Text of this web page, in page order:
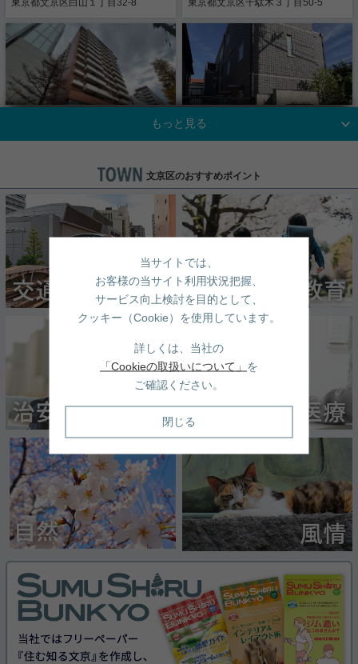
お申し込み・お問合せ
実用春日ホーム株式会社 千石店
TEL：03-5981-5081（受付時間 10:30～18:30 ※定
休日 毎週火曜・水曜）
東京都文京区本郷１丁目11-8
ー）をご覧ください♪
東京都文京区千石１丁目14-8
新着物件 マンション
一戸建て 土地
購入の手順
こだわり条件から検索
2LDK（67.47㎡）
東京都文京区向丘２丁目3-8
楽々アクセス
賃料：13.1万円
1DK（35.65㎡）
東京都文京区本駒込２丁目14番地
駅徒歩4分の好立地です♪設
備も充実しています☆彡
1R（26.66㎡）
東京都文京区本駒込６丁目12-21
☆新築☆山手線「巣鴨」＆
三田線「千石」の2駅利用
可！日用品のお買い物徒歩
賃料：
2LDK＋1S(納戸)（53.92㎡）
東京都文京区千石４丁目37-17
☆4駅複数路線使える好立地
物件！築浅で綺麗です☆
賃料：13.3万円
1K（26.47㎡）
閑静な住宅地 2面採光 陽当
り良好 2面バルコニー 通風
良好
賃料：13.8万円
1R（27.89㎡）
東京都文京区小石川３丁目21-8
文京区のおすすめポイント
当サイトでは、
お客様の当サイト利用状況把握、
サービス向上検討を目的として、
クッキー（Cookie）を使用しています。
詳しくは、当社の
「Cookieの取扱いについて」 を
ご確認ください。
閉じる